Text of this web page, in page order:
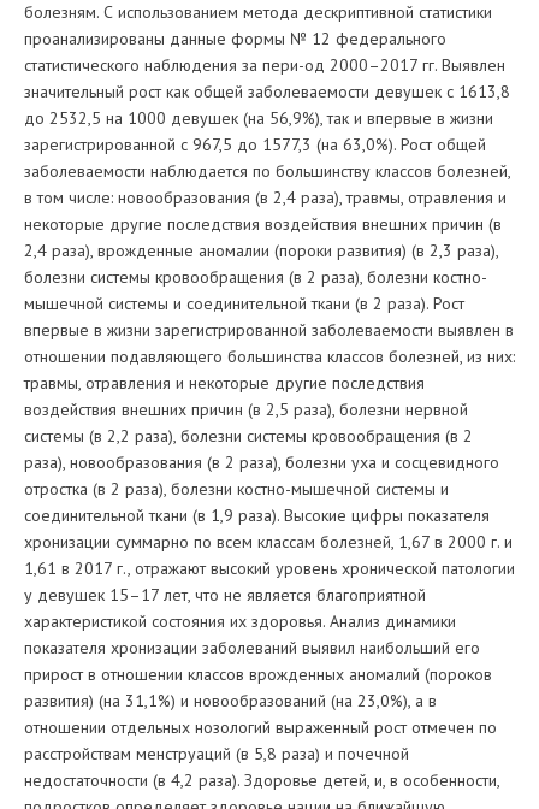
болезням. С использованием метода дескриптивной статистики
проанализированы данные формы № 12 федерального
статистического наблюдения за пери-од 2000–2017 гг. Выявлен
значительный рост как общей заболеваемости девушек с 1613,8
до 2532,5 на 1000 девушек (на 56,9%), так и впервые в жизни
зарегистрированной с 967,5 до 1577,3 (на 63,0%). Рост общей
заболеваемости наблюдается по большинству классов болезней,
в том числе: новообразования (в 2,4 раза), травмы, отравления и
некоторые другие последствия воздействия внешних причин (в
2,4 раза), врожденные аномалии (пороки развития) (в 2,3 раза),
болезни системы кровообращения (в 2 раза), болезни костно-
мышечной системы и соединительной ткани (в 2 раза). Рост
впервые в жизни зарегистрированной заболеваемости выявлен в
отношении подавляющего большинства классов болезней, из них:
травмы, отравления и некоторые другие последствия
воздействия внешних причин (в 2,5 раза), болезни нервной
системы (в 2,2 раза), болезни системы кровообращения (в 2
раза), новообразования (в 2 раза), болезни уха и сосцевидного
отростка (в 2 раза), болезни костно-мышечной системы и
соединительной ткани (в 1,9 раза). Высокие цифры показателя
хронизации суммарно по всем классам болезней, 1,67 в 2000 г. и
1,61 в 2017 г., отражают высокий уровень хронической патологии
у девушек 15–17 лет, что не является благоприятной
характеристикой состояния их здоровья. Анализ динамики
показателя хронизации заболеваний выявил наибольший его
прирост в отношении классов врожденных аномалий (пороков
развития) (на 31,1%) и новообразований (на 23,0%), а в
отношении отдельных нозологий выраженный рост отмечен по
расстройствам менструаций (в 5,8 раза) и почечной
недостаточности (в 4,2 раза). Здоровье детей, и, в особенности,